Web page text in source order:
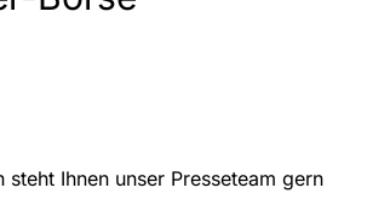
steht Ihnen unser Presseteam gern